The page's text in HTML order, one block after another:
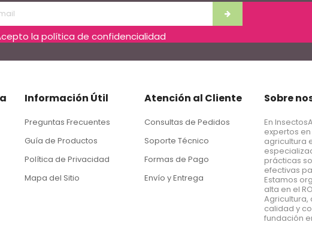
la política de confidencialidad
Información Útil
Preguntas Frecuentes
Guía de Productos
Política de Privacidad
Mapa del Sitio
Atención al Cliente
Consultas de Pedidos
Soporte Técnico
Formas de Pago
Envío y Entrega
Sobre
En
expertos
agricultura
prácticas
efectivas
Estamos
alta en el
Agricultura,
calidad y
fundación